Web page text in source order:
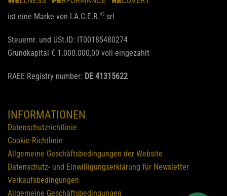
ist eine Marke von I.A.C.E.R.© srl
Steuernr. und USt.ID: IT00185480274
Grundkapital € 1.000.000,00 voll eingezahlt
RAEE Registry number: DE 41315622
INFORMATIONEN
Datenschutzrichtlinie
Cookie-Richtlinie
Allgemeine Geschäftsbedingungen der Website
Datenschutz- und Einwilligungserklärung für Newsletter
Verkaufsbedingungen
Allgemeine Geschäftsbedingungen